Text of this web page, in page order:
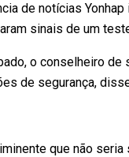
de notícias
sinais de um
o conselheiro de
de segurança,
iminente que não